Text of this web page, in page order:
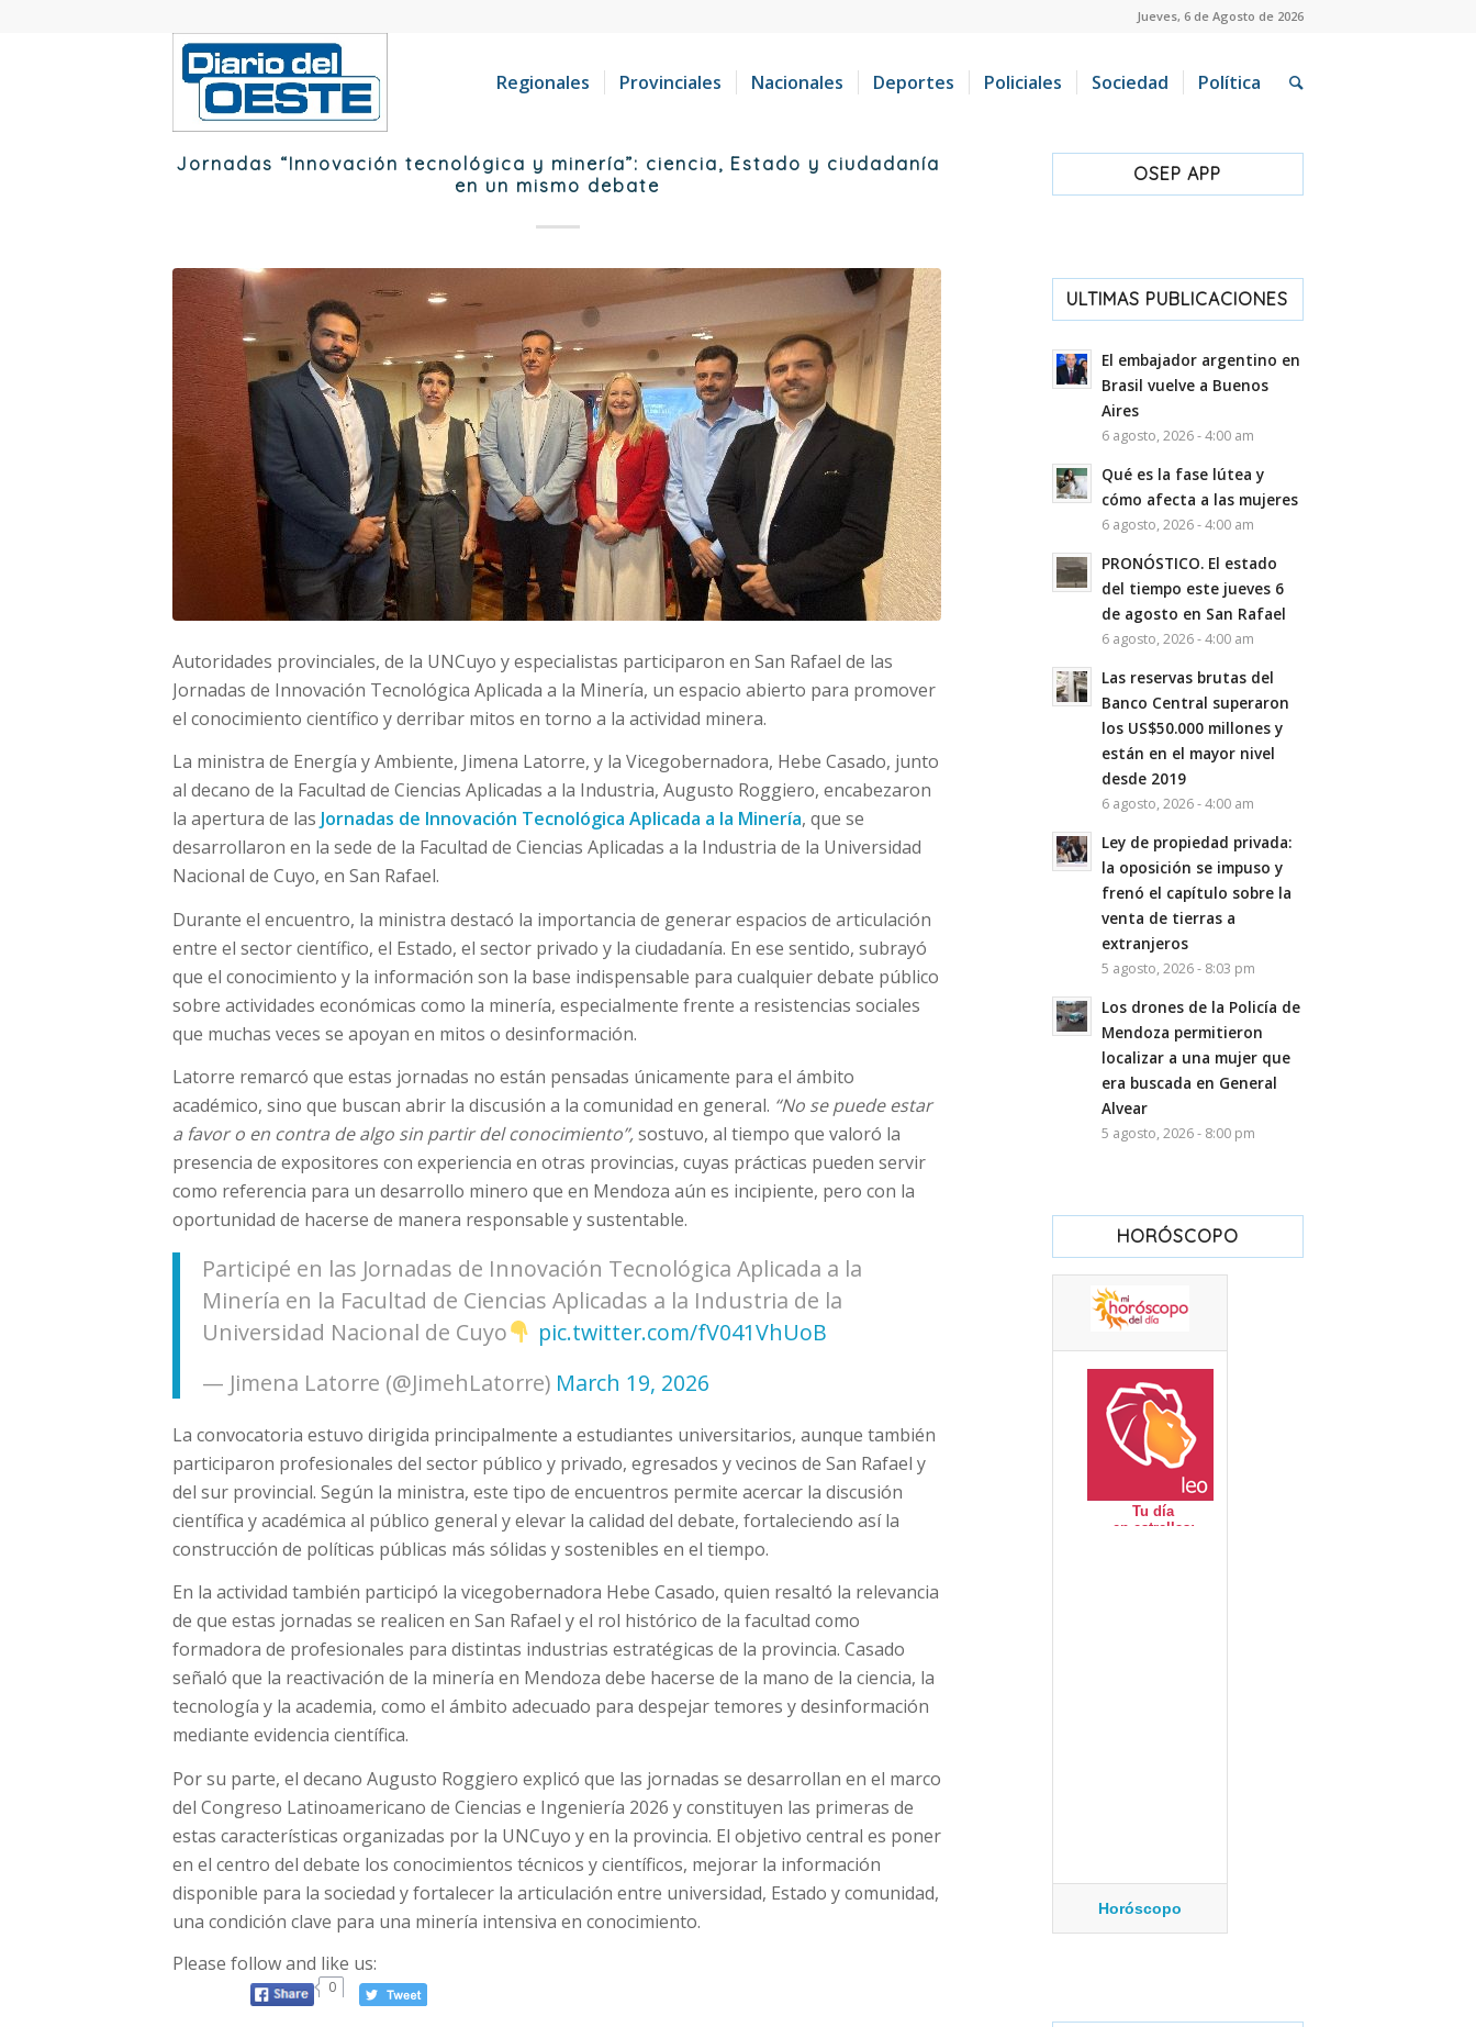
Jueves, 6 de Agosto de 2026
Regionales Provinciales Nacionales Deportes Policiales Sociedad Política
Jornadas “Innovación tecnológica y minería”: ciencia, Estado y ciudadanía
en un mismo debate
Autoridades provinciales, de la UNCuyo y especialistas participaron en San Rafael de las
Jornadas de Innovación Tecnológica Aplicada a la Minería, un espacio abierto para promover
el conocimiento científico y derribar mitos en torno a la actividad minera.
La ministra de Energía y Ambiente, Jimena Latorre, y la Vicegobernadora, Hebe Casado, junto
al decano de la Facultad de Ciencias Aplicadas a la Industria, Augusto Roggiero, encabezaron
la apertura de las Jornadas de Innovación Tecnológica Aplicada a la Minería, que se
desarrollaron en la sede de la Facultad de Ciencias Aplicadas a la Industria de la Universidad
Nacional de Cuyo, en San Rafael.
Durante el encuentro, la ministra destacó la importancia de generar espacios de articulación
entre el sector científico, el Estado, el sector privado y la ciudadanía. En ese sentido, subrayó
que el conocimiento y la información son la base indispensable para cualquier debate público
sobre actividades económicas como la minería, especialmente frente a resistencias sociales
que muchas veces se apoyan en mitos o desinformación.
Latorre remarcó que estas jornadas no están pensadas únicamente para el ámbito
académico, sino que buscan abrir la discusión a la comunidad en general. “No se puede estar
a favor o en contra de algo sin partir del conocimiento”,sostuvo, al tiempo que valoró la
presencia de expositores con experiencia en otras provincias, cuyas prácticas pueden servir
como referencia para un desarrollo minero que en Mendoza aún es incipiente, pero con la
oportunidad de hacerse de manera responsable y sustentable.
Participé en las Jornadas de Innovación Tecnológica Aplicada a la
Minería en la Facultad de Ciencias Aplicadas a la Industria de la
Universidad Nacional de Cuyo
pic.twitter.com/fV041VhUoB
— Jimena Latorre (@JimehLatorre) March 19, 2026
La convocatoria estuvo dirigida principalmente a estudiantes universitarios, aunque también
participaron profesionales del sector público y privado, egresados y vecinos de San Rafael y
del sur provincial. Según la ministra, este tipo de encuentros permite acercar la discusión
científica y académica al público general y elevar la calidad del debate, fortaleciendo así la
construcción de políticas públicas más sólidas y sostenibles en el tiempo.
En la actividad también participó la vicegobernadora Hebe Casado, quien resaltó la relevancia
de que estas jornadas se realicen en San Rafael y el rol histórico de la facultad como
formadora de profesionales para distintas industrias estratégicas de la provincia. Casado
señaló que la reactivación de la minería en Mendoza debe hacerse de la mano de la ciencia, la
tecnología y la academia, como el ámbito adecuado para despejar temores y desinformación
mediante evidencia científica.
Por su parte, el decano Augusto Roggiero explicó que las jornadas se desarrollan en el marco
del Congreso Latinoamericano de Ciencias e Ingeniería 2026 y constituyen las primeras de
estas características organizadas por la UNCuyo y en la provincia. El objetivo central es poner
en el centro del debate los conocimientos técnicos y científicos, mejorar la información
disponible para la sociedad y fortalecer la articulación entre universidad, Estado y comunidad,
una condición clave para una minería intensiva en conocimiento.
Please follow and like us:
0
OSEP APP
ULTIMAS PUBLICACIONES
El embajador argentino en
Brasil vuelve a Buenos
Aires
6 agosto, 2026 - 4:00 am
Qué es la fase lútea y
cómo afecta a las mujeres
6 agosto, 2026 - 4:00 am
PRONÓSTICO. El estado
del tiempo este jueves 6
de agosto en San Rafael
6 agosto, 2026 - 4:00 am
Las reservas brutas del
Banco Central superaron
los US$50.000 millones y
están en el mayor nivel
desde 2019
6 agosto, 2026 - 4:00 am
Ley de propiedad privada:
la oposición se impuso y
frenó el capítulo sobre la
venta de tierras a
extranjeros
5 agosto, 2026 - 8:03 pm
Los drones de la Policía de
Mendoza permitieron
localizar a una mujer que
era buscada en General
Alvear
5 agosto, 2026 - 8:00 pm
HORÓSCOPO
Horóscopo